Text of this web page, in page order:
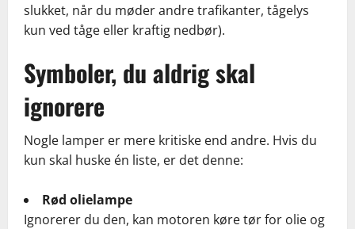
slukket, når du møder andre trafikanter, tågelys
kun ved tåge eller kraftig nedbør).
Symboler, du aldrig skal
ignorere
Nogle lamper er mere kritiske end andre. Hvis du
kun skal huske én liste, er det denne:
Rød olielampe
Ignorerer du den, kan motoren køre tør for olie og